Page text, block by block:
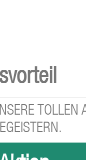
TOLLEN